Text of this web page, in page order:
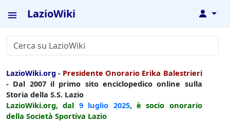
LazioWiki ↓
LazioWiki.org - Presidente Onorario Erika Balestrieri
- Dal 2007 il primo sito enciclopedico online sulla
Storia della S.S. Lazio
LazioWiki.org, dal 9 luglio 2025, è socio onorario
della Società Sportiva Lazio